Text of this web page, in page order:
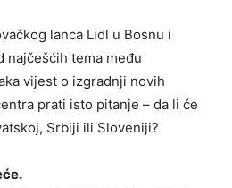
lanca Lidl u Bosnu i
najčešćih tema među
vijest o izgradnji novih
prati isto pitanje – da li će
Srbiji ili Sloveniji?